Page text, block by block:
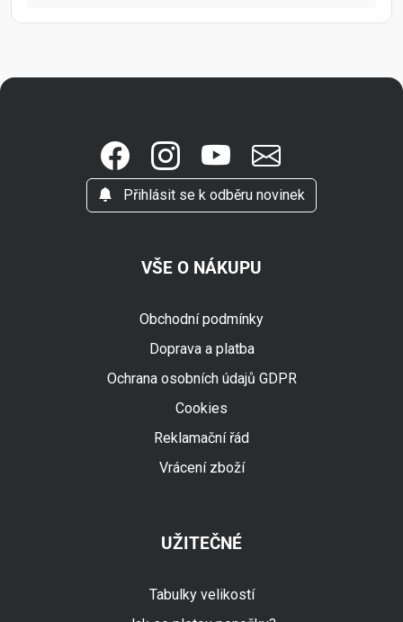
Přihlásit se k odběru novinek
VŠE O NÁKUPU
Obchodní podmínky
Doprava a platba
Ochrana osobních údajů GDPR
Cookies
Reklamační řád
Vrácení zboží
UŽITEČNÉ
Tabulky velikostí